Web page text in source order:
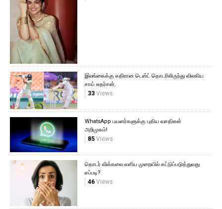
இலங்கைக்கு எதிரான டெஸ்ட் தொடரிலிருந்து விலகிய
சாய் சுதர்சன்.
33Views
WhatsApp பயனர்களுக்கு புதிய வசதிகள்
அறிமுகம்!
85Views
தொடர் விக்கலை எளிய முறையில் கட்டுப்படுத்துவது
எப்படி?
46Views